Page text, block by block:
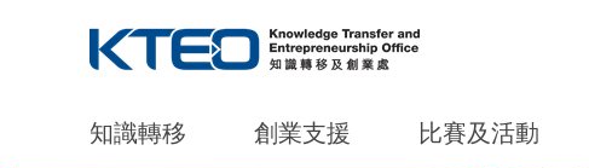
知識轉移 創業支援 比賽及活動